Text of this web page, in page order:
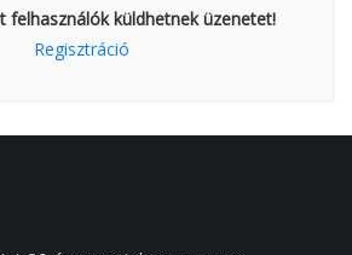
felhasználók küldhetnek üzenetet!
Regisztráció